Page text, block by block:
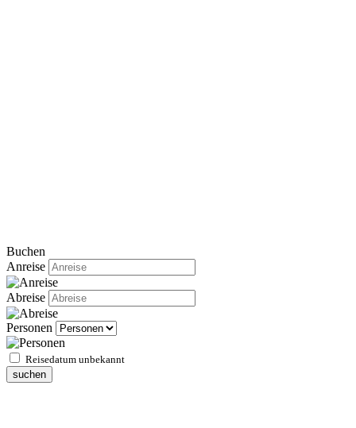
Buchen
Anreise
Abreise
Personen
Reisedatum unbekannt
suchen